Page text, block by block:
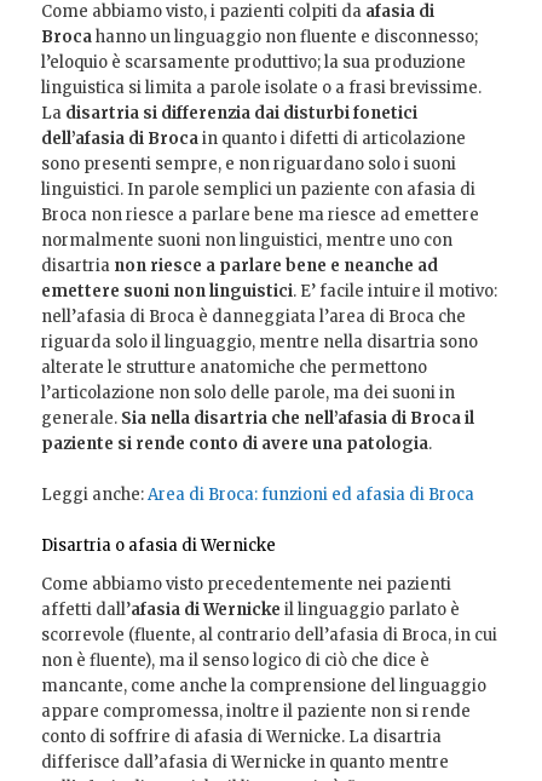
Come abbiamo visto, i pazienti colpiti da afasia di
Brocahanno un linguaggio non fluente e disconnesso;
l’eloquio è scarsamente produttivo; la sua produzione
linguistica si limita a parole isolate o a frasi brevissime.
La disartria si differenzia dai disturbi fonetici
dell’afasia di Brocain quanto i difetti di articolazione
sono presenti sempre, e non riguardano solo i suoni
linguistici. In parole semplici un paziente con afasia di
Broca non riesce a parlare bene ma riesce ad emettere
normalmente suoni non linguistici, mentre uno con
disartria non riesce a parlare bene e neanche ad
emettere suoni non linguistici. E’ facile intuire il motivo:
nell’afasia di Broca è danneggiata l’area di Broca che
riguarda solo il linguaggio, mentre nella disartria sono
alterate le strutture anatomiche che permettono
l’articolazione non solo delle parole, ma dei suoni in
generale. Sia nella disartria che nell’afasia di Broca il
paziente si rende conto di avere una patologia.
Leggi anche:Area di Broca: funzioni ed afasia di Broca
Disartria o afasia di Wernicke
Come abbiamo visto precedentemente nei pazienti
affetti dall’afasia di Wernicke il linguaggio parlato è
scorrevole (fluente, al contrario dell’afasia di Broca, in cui
non è fluente), ma il senso logico di ciò che dice è
mancante, come anche la comprensione del linguaggio
appare compromessa, inoltre il paziente non si rende
conto di soffrire di afasia di Wernicke. La disartria
differisce dall’afasia di Wernicke in quanto mentre